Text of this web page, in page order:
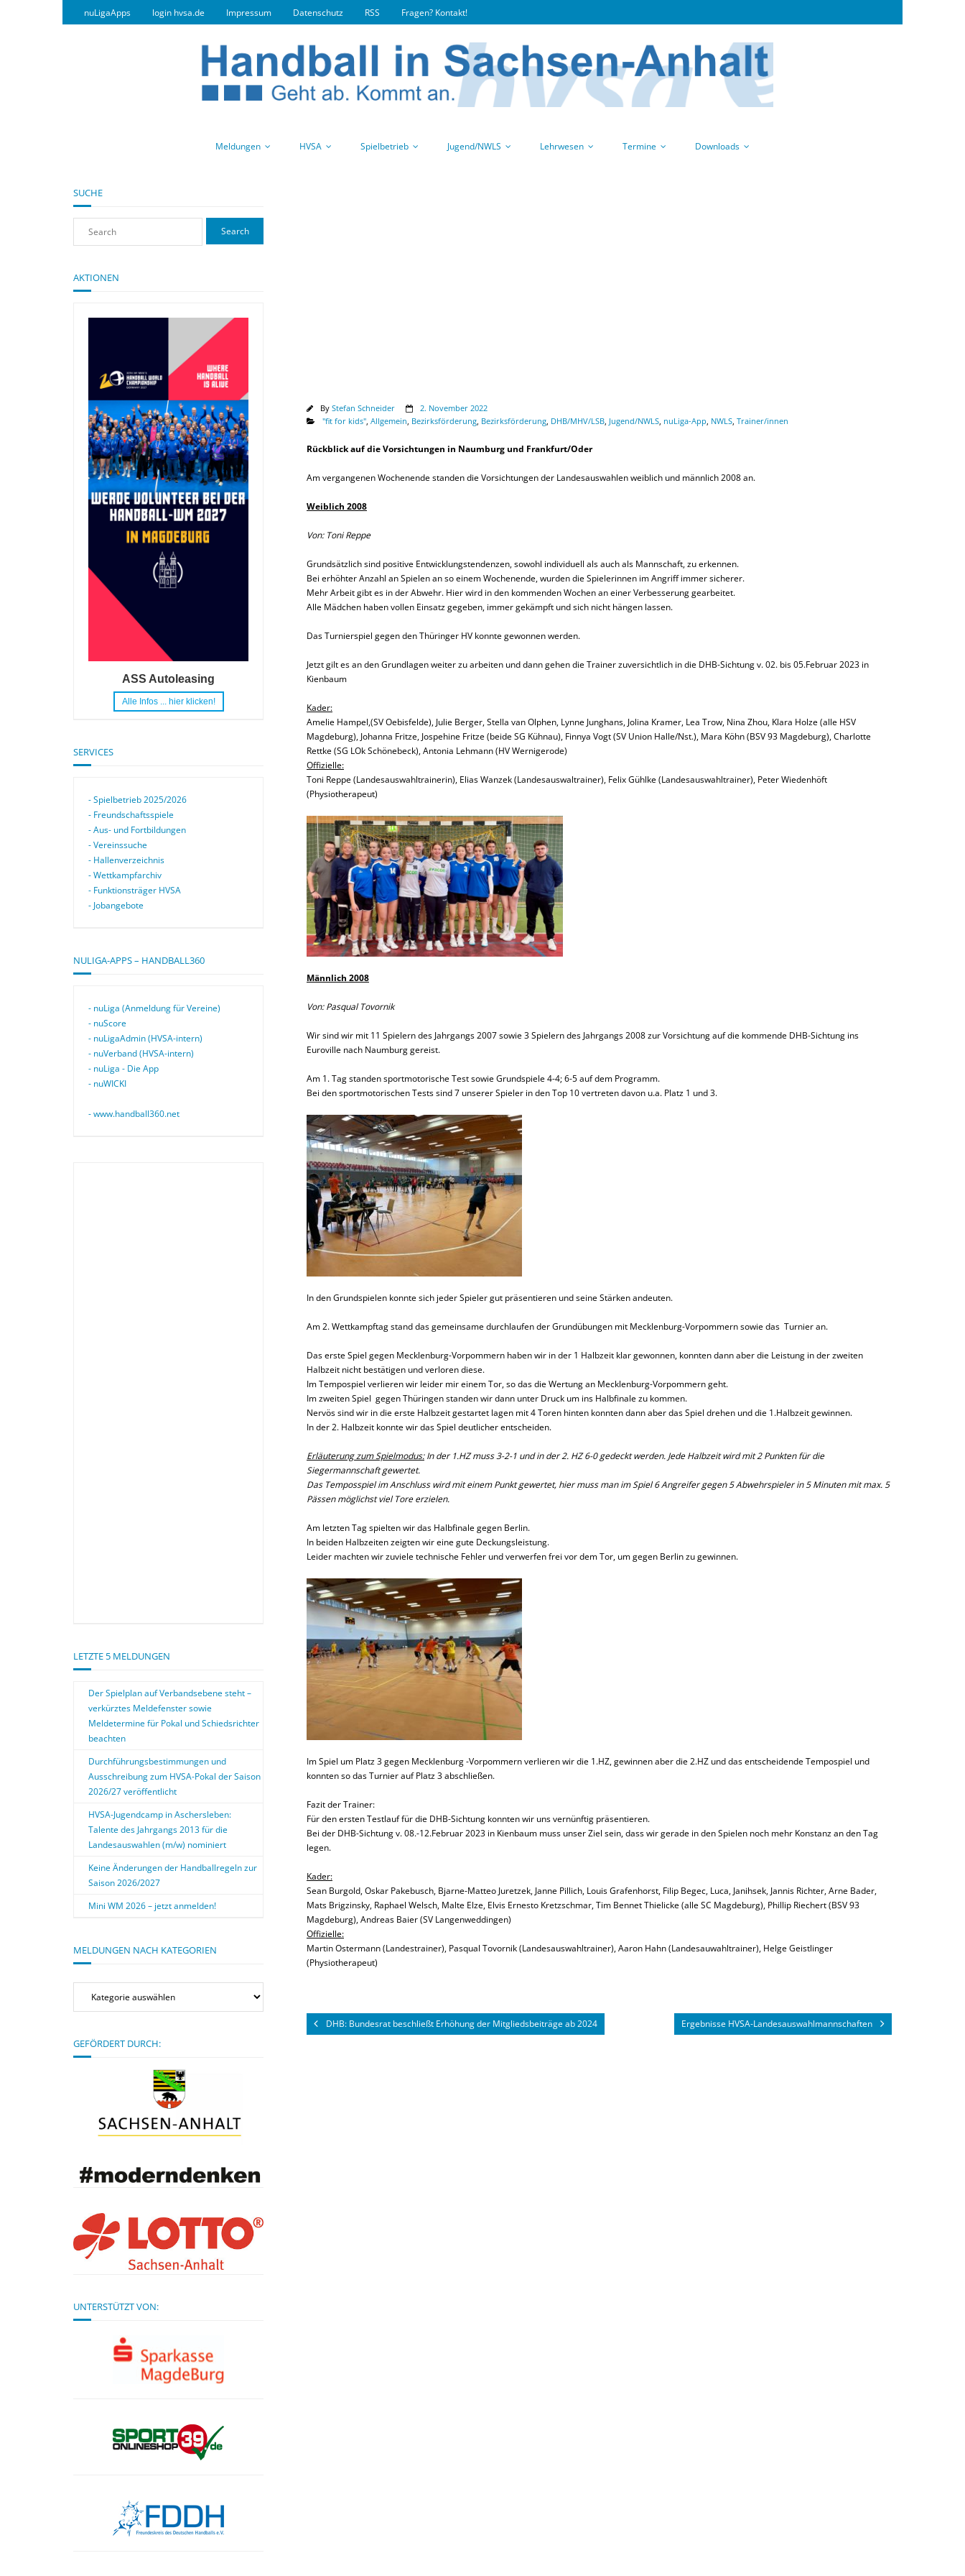
nuLigaApps login hvsa.de Impressum Datenschutz RSS Fragen? Kontakt!
Meldungen HVSA Spielbetrieb Jugend/NWLS Lehrwesen Termine Downloads
By Stefan Schneider
2. November 2022
"fit for kids", Allgemein, Bezirksförderung, Bezirksförderung, DHB/MHV/LSB, Jugend/NWLS, nuLiga-App, NWLS, Trainer/innen
Rückblick auf die Vorsichtungen in Naumburg und Frankfurt/Oder
Am vergangenen Wochenende standen die Vorsichtungen der Landesauswahlen weiblich und männlich 2008 an.
Weiblich 2008
Von: Toni Reppe
Grundsätzlich sind positive Entwicklungstendenzen, sowohl individuell als auch als Mannschaft, zu erkennen.
Bei erhöhter Anzahl an Spielen an so einem Wochenende, wurden die Spielerinnen im Angriff immer sicherer.
Mehr Arbeit gibt es in der Abwehr. Hier wird in den kommenden Wochen an einer Verbesserung gearbeitet.
Alle Mädchen haben vollen Einsatz gegeben, immer gekämpft und sich nicht hängen lassen.
Das Turnierspiel gegen den Thüringer HV konnte gewonnen werden.
Jetzt gilt es an den Grundlagen weiter zu arbeiten und dann gehen die Trainer zuversichtlich in die DHB-Sichtung v. 02. bis 05.Februar 2023 in
Kienbaum
Kader:
Amelie Hampel,(SV Oebisfelde), Julie Berger, Stella van Olphen, Lynne Junghans, Jolina Kramer, Lea Trow, Nina Zhou, Klara Holze (alle HSV
Magdeburg), Johanna Fritze, Jospehine Fritze (beide SG Kühnau), Finnya Vogt (SV Union Halle/Nst.), Mara Köhn (BSV 93 Magdeburg), Charlotte
Rettke (SG LOk Schönebeck), Antonia Lehmann (HV Wernigerode)
Offizielle:
Toni Reppe (Landesauswahltrainerin), Elias Wanzek (Landesauswaltrainer), Felix Gühlke (Landesauswahltrainer), Peter Wiedenhöft
(Physiotherapeut)
Männlich 2008
Von: Pasqual Tovornik
Wir sind wir mit 11 Spielern des Jahrgangs 2007 sowie 3 Spielern des Jahrgangs 2008 zur Vorsichtung auf die kommende DHB-Sichtung ins
Euroville nach Naumburg gereist.
Am 1. Tag standen sportmotorische Test sowie Grundspiele 4-4; 6-5 auf dem Programm.
Bei den sportmotorischen Tests sind 7 unserer Spieler in den Top 10 vertreten davon u.a. Platz 1 und 3.
In den Grundspielen konnte sich jeder Spieler gut präsentieren und seine Stärken andeuten.
Am 2. Wettkampftag stand das gemeinsame durchlaufen der Grundübungen mit Mecklenburg-Vorpommern sowie das Turnier an.
Das erste Spiel gegen Mecklenburg-Vorpommern haben wir in der 1 Halbzeit klar gewonnen, konnten dann aber die Leistung in der zweiten
Halbzeit nicht bestätigen und verloren diese.
Im Tempospiel verlieren wir leider mir einem Tor, so das die Wertung an Mecklenburg-Vorpommern geht.
Im zweiten Spiel gegen Thüringen standen wir dann unter Druck um ins Halbfinale zu kommen.
Nervös sind wir in die erste Halbzeit gestartet lagen mit 4 Toren hinten konnten dann aber das Spiel drehen und die 1.Halbzeit gewinnen.
In der 2. Halbzeit konnte wir das Spiel deutlicher entscheiden.
Erläuterung zum Spielmodus:In der 1.HZ muss 3-2-1 und in der 2. HZ 6-0 gedeckt werden. Jede Halbzeit wird mit 2 Punkten für die
Siegermannschaft gewertet.
Das Temposspiel im Anschluss wird mit einem Punkt gewertet, hier muss man im Spiel 6 Angreifer gegen 5 Abwehrspieler in 5 Minuten mit max. 5
Pässen möglichst viel Tore erzielen.
Am letzten Tag spielten wir das Halbfinale gegen Berlin.
In beiden Halbzeiten zeigten wir eine gute Deckungsleistung.
Leider machten wir zuviele technische Fehler und verwerfen frei vor dem Tor, um gegen Berlin zu gewinnen.
Im Spiel um Platz 3 gegen Mecklenburg -Vorpommern verlieren wir die 1.HZ, gewinnen aber die 2.HZ und das entscheidende Tempospiel und
konnten so das Turnier auf Platz 3 abschließen.
Fazit der Trainer:
Für den ersten Testlauf für die DHB-Sichtung konnten wir uns vernünftig präsentieren.
Bei der DHB-Sichtung v. 08.-12.Februar 2023 in Kienbaum muss unser Ziel sein, dass wir gerade in den Spielen noch mehr Konstanz an den Tag
legen.
Kader:
Sean Burgold, Oskar Pakebusch, Bjarne-Matteo Juretzek, Janne Pillich, Louis Grafenhorst, Filip Begec, Luca, Janihsek, Jannis Richter, Arne Bader,
Mats Brigzinsky, Raphael Welsch, Malte Elze, Elvis Ernesto Kretzschmar, Tim Bennet Thielicke (alle SC Magdeburg), Phillip Riechert (BSV 93
Magdeburg), Andreas Baier (SV Langenweddingen)
Offizielle:
Martin Ostermann (Landestrainer), Pasqual Tovornik (Landesauswahltrainer), Aaron Hahn (Landesauwahltrainer), Helge Geistlinger
(Physiotherapeut)
DHB: Bundesrat beschließt Erhöhung der Mitgliedsbeiträge ab 2024 Ergebnisse HVSA-Landesauswahlmannschaften
SUCHE
AKTIONEN
ASS Autoleasing
Alle Infos ... hier klicken!
SERVICES
- Spielbetrieb 2025/2026
- Freundschaftsspiele
- Aus- und Fortbildungen
- Vereinssuche
- Hallenverzeichnis
- Wettkampfarchiv
- Funktionsträger HVSA
- Jobangebote
NULIGA-APPS – HANDBALL360
- nuLiga (Anmeldung für Vereine)
- nuScore
- nuLigaAdmin (HVSA-intern)
- nuVerband (HVSA-intern)
- nuLiga - Die App
- nuWICKI
- www.handball360.net
LETZTE 5 MELDUNGEN
Der Spielplan auf Verbandsebene steht –
verkürztes Meldefenster sowie
Meldetermine für Pokal und Schiedsrichter
beachten
Durchführungsbestimmungen und
Ausschreibung zum HVSA-Pokal der Saison
2026/27 veröffentlicht
HVSA-Jugendcamp in Aschersleben:
Talente des Jahrgangs 2013 für die
Landesauswahlen (m/w) nominiert
Keine Änderungen der Handballregeln zur
Saison 2026/2027
Mini WM 2026 – jetzt anmelden!
MELDUNGEN NACH KATEGORIEN
Meldungen
Kategorien
GEFÖRDERT DURCH:
UNTERSTÜTZT VON: